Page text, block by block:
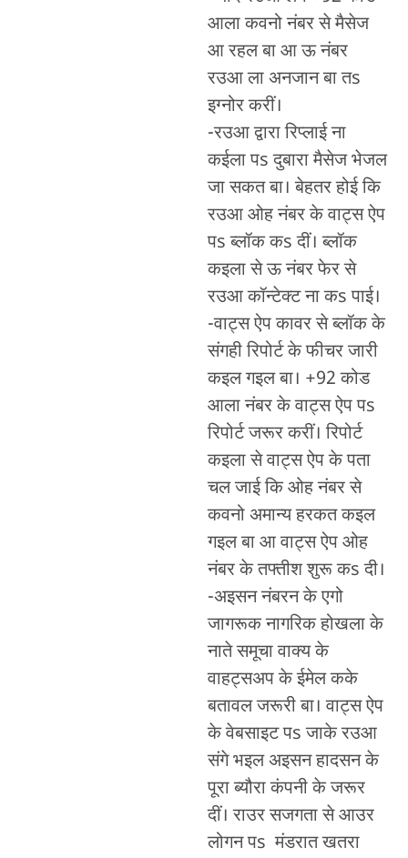
आला कवनो नंबर से मैसेज
आ रहल बा आ ऊ नंबर
रउआ ला अनजान बा तs
इग्नोर करीं।
-रउआ द्वारा रिप्लाई ना
कईला पs दुबारा मैसेज भेजल
जा सकत बा। बेहतर होई कि
रउआ ओह नंबर के वाट्स ऐप
पs ब्लॉक कs दीं। ब्लॉक
कइला से ऊ नंबर फेर से
रउआ कॉन्टेक्ट ना कs पाई।
-वाट्स ऐप कावर से ब्लॉक के
संगही रिपोर्ट के फीचर जारी
कइल गइल बा। +92 कोड
आला नंबर के वाट्स ऐप पs
रिपोर्ट जरूर करीं। रिपोर्ट
कइला से वाट्स ऐप के पता
चल जाई कि ओह नंबर से
कवनो अमान्य हरकत कइल
गइल बा आ वाट्स ऐप ओह
नंबर के तफ्तीश शुरू कs दी।
-अइसन नंबरन के एगो
जागरूक नागरिक होखला के
नाते समूचा वाक्य के
वाहट्सअप के ईमेल कके
बतावल जरूरी बा। वाट्स ऐप
के वेबसाइट पs जाके रउआ
संगे भइल अइसन हादसन के
पूरा ब्यौरा कंपनी के जरूर
दीं। राउर सजगता से आउर
लोगन पs मंडरात खतरा